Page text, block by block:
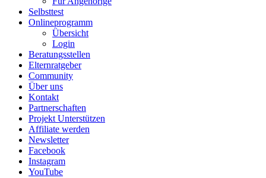
Selbsttest
Onlineprogramm
Übersicht
Login
Beratungsstellen
Elternratgeber
Community
Über uns
Kontakt
Partnerschaften
Projekt Unterstützen
Affiliate werden
Newsletter
Facebook
Instagram
YouTube